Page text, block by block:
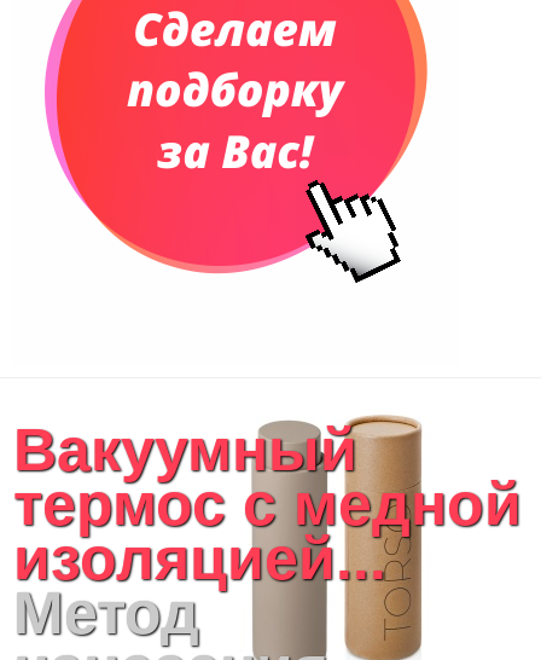
Вакуумный
термос с медной
изоляцией...
Метод